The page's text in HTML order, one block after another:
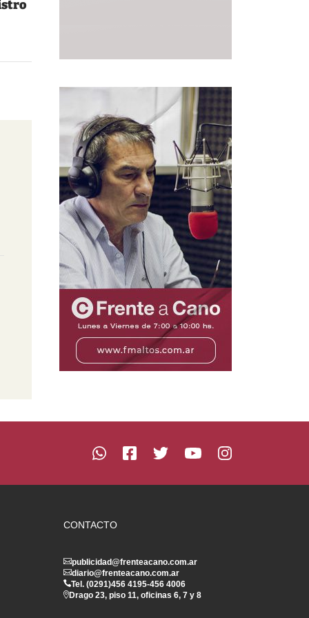
CONTACTO
publicidad@frenteacano.com.ar
diario@frenteacano.com.ar
Tel. (0291)456 4195-456 4006
Drago 23, piso 11, oficinas 6, 7 y 8